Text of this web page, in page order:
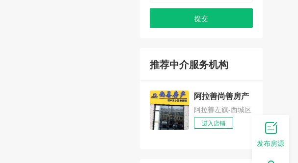
推荐中介服务机构
阿拉善尚善房产
阿拉善左旗-西城区
进入店铺
发布房源